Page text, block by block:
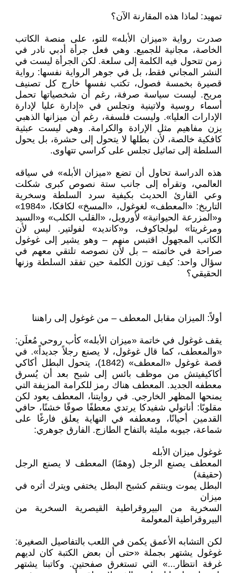
تمهيد: لماذا هذه المقارنة الآن؟
صدرت رواية «ميزان الأبله» للتو، على منصة الكاتب
الخاصة، مجانية للجميع. وهي فعل جرأة أدبي نادر في
زمن تتحول فيه الكلمة إلى سلعة. لكن الجرأة ليست في
النشر المجاني فقط، بل في جوهر الرواية نفسها: رواية
قصيرة بخمسة فصول، تكتب نفسها خارج كل تصنيف
مريح. ليست سياسة صرفة، رغم أن شخصياتها تحمل
أسماء روسية ولاتينية وتجلس في «إدارة عليا لإدارة
الإدارات العليا». وليست فلسفة، رغم أن ميزانها الذهبي
يزن مفاهيم مثل الإرادة والكرامة. وهي ليست عبثية
كافكية خالصة، لأن بطلها لا يتحول إلى حشرة، بل يحول
السلطة إلى تماثيل تجلس على كراسي تتهاوى.
هذه الدراسة تحاول أن تضع «ميزان الأبله» في سياقه
العالمي، وتقرأه إلى جانب ستة نصوص كبرى شكلت
وعي القارئ الحديث بكيفية سرد السلطة وسخرية
التاريخ: «المعطف» لغوغول، «المسخ» لكافكا، «1984»
و«المزرعة الحيوانية» لأورويل، «القلب الكلب» و«السيد
ومرغريتا» لبولجاكوف، و«كانديد» لفولتير. ليس لأن
الكاتب المجهول اقتبس منهم – وهو يشير إلى غوغول
صراحة في خاتمته – بل لأن نصوصه تلتقي معهم في
سؤال واحد: كيف توزن الكلمة حين تفقد السلطة وزنها
الحقيقي؟
أولاً: الميزان مقابل المعطف – من غوغول إلى راهننا
يقف غوغول في خاتمة «ميزان الأبله» كأب روحي مُعلَن:
«والمعطف، كما قال غوغول، لا يصنع رجلاً جديداً». في
قصة غوغول «المعطف» (1842)، يتحول البطل أكاكي
أكاكيفيتش من موظف بائس إلى شبح بعد أن يُسرق
معطفه الجديد. المعطف هناك رمز للكرامة المزيفة التي
يمنحها المظهر الخارجي. في روايتنا، المعطف يعود لكن
مقلوبًا: أناتولي شفيدكا يرتدي معطفًا صوفًا خشنًا، حافي
القدمين أحيانًا، ومعطفه في النهاية يعلق فارغًا على
شماعة، جيوبه مليئة بالتفاح الطازج. الفارق جوهري:
غوغول ميزان الأبله
المعطف يصنع الرجل (وهمًا) المعطف لا يصنع الرجل
(حقيقة)
البطل يموت وينتقم كشبح البطل يختفي ويترك أثره في
ميزان
السخرية من البيروقراطية القيصرية السخرية من
البيروقراطية المعولمة
لكن التشابه الأعمق يكمن في اللعب بالتفاصيل الصغيرة:
غوغول يشتهر بجملة «حتى أن بعض الكتبة كان لديهم
غرفة انتظار...» التي تستغرق صفحتين. وكاتبنا يشتهر